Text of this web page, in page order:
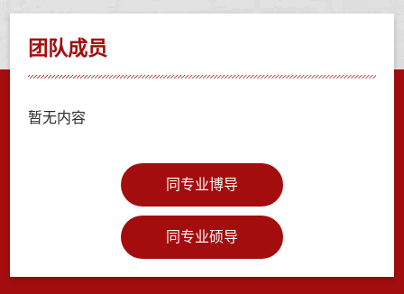
团队成员
暂无内容
同专业博导
同专业硕导